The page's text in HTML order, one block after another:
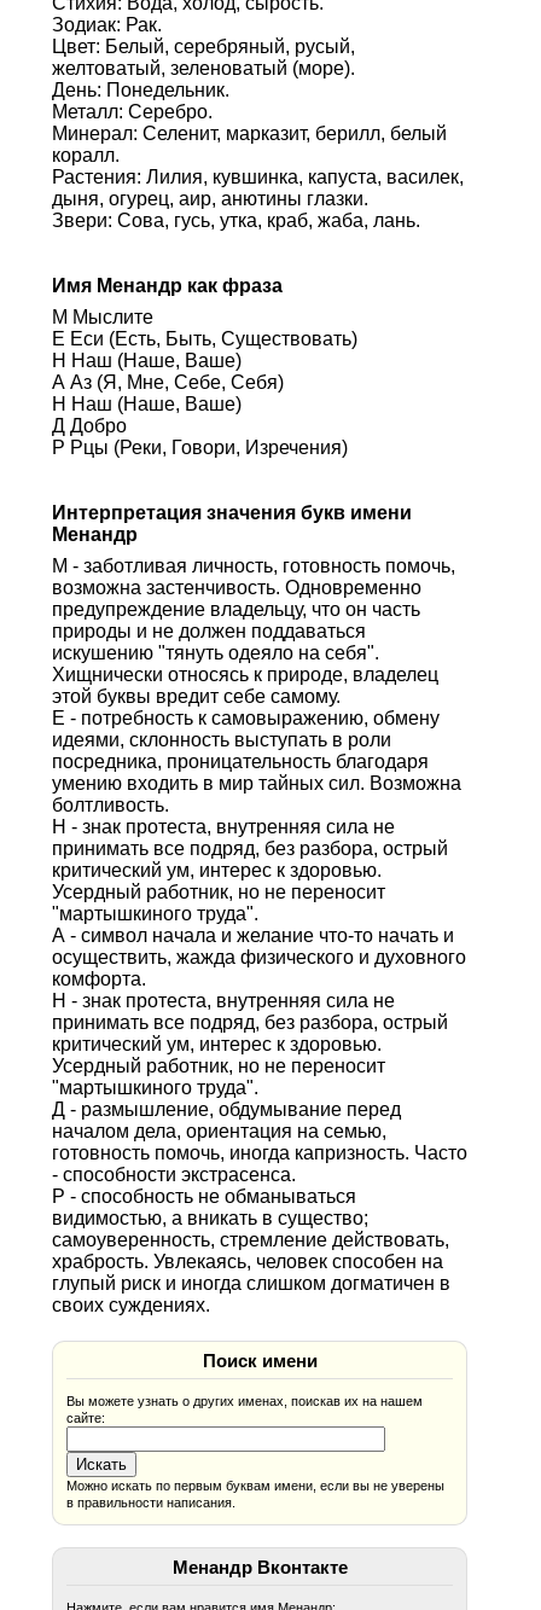
Зодиак: Рак.
Цвет: Белый, серебряный, русый,
желтоватый, зеленоватый (море).
День: Понедельник.
Металл: Серебро.
Минерал: Селенит, марказит, берилл, белый
коралл.
Растения: Лилия, кувшинка, капуста, василек,
дыня, огурец, аир, анютины глазки.
Звери: Сова, гусь, утка, краб, жаба, лань.
Имя Менандр как фраза
М Мыслите
Е Еси (Есть, Быть, Существовать)
Н Наш (Наше, Ваше)
А Аз (Я, Мне, Себе, Себя)
Н Наш (Наше, Ваше)
Д Добро
Р Рцы (Реки, Говори, Изречения)
Интерпретация значения букв имени
Менандр
М - заботливая личность, готовность помочь,
возможна застенчивость. Одновременно
предупреждение владельцу, что он часть
природы и не должен поддаваться
искушению "тянуть одеяло на себя".
Хищнически относясь к природе, владелец
этой буквы вредит себе самому.
Е - потребность к самовыражению, обмену
идеями, склонность выступать в роли
посредника, проницательность благодаря
умению входить в мир тайных сил. Возможна
болтливость.
Н - знак протеста, внутренняя сила не
принимать все подряд, без разбора, острый
критический ум, интерес к здоровью.
Усердный работник, но не переносит
"мартышкиного труда".
А - символ начала и желание что-то начать и
осуществить, жажда физического и духовного
комфорта.
Н - знак протеста, внутренняя сила не
принимать все подряд, без разбора, острый
критический ум, интерес к здоровью.
Усердный работник, но не переносит
"мартышкиного труда".
Д - размышление, обдумывание перед
началом дела, ориентация на семью,
готовность помочь, иногда капризность. Часто
- способности экстрасенса.
Р - способность не обманываться
видимостью, а вникать в существо;
самоуверенность, стремление действовать,
храбрость. Увлекаясь, человек способен на
глупый риск и иногда слишком догматичен в
своих суждениях.
Поиск имени
Вы можете узнать о других именах, поискав их на нашем
сайте:
Можно искать по первым буквам имени, если вы не уверены
в правильности написания.
Менандр Вконтакте